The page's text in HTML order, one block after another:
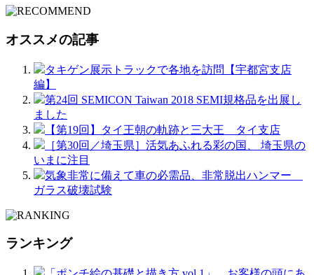
オススメの記事
タキゲン展示トラックで各地を訪問【宇都宮支店
編】
第24回 SEMICON Taiwan 2018 SEMI規格品を出展し
ました
【第19回】タイ王朝の軌跡と三大王 タイ支店
［第30回／埼玉県］活気あふれる彩の国、 埼玉県の
いまに注目
気象非常に備えて車の必需品、非常脱出ハンマー
ガラス破壊試験
ランキング